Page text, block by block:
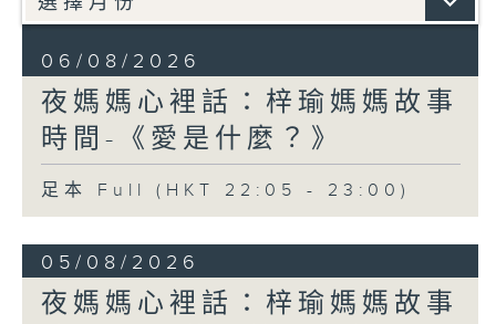
06/08/2026
夜媽媽心裡話：梓瑜媽媽故事
時間-《愛是什麼？》
足本 Full (HKT 22:05 - 23:00)
05/08/2026
夜媽媽心裡話：梓瑜媽媽故事